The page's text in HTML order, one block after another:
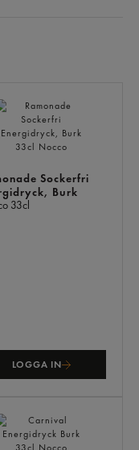
Sockerfri
Burk
33cl
LOGGA IN